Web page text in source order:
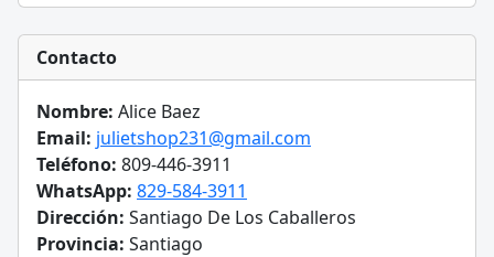
Contacto
Nombre: Alice Baez
Email: julietshop231@gmail.com
Teléfono: 809-446-3911
WhatsApp: 829-584-3911
Dirección: Santiago De Los Caballeros
Provincia: Santiago